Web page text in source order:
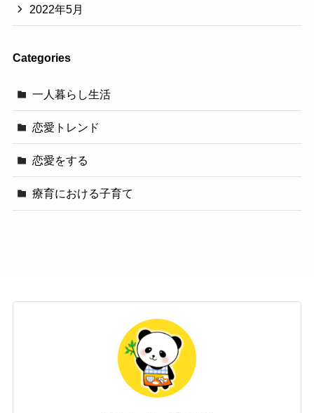
2022年5月
Categories
一人暮らし生活
恋愛トレンド
恋愛をする
療育における子育て